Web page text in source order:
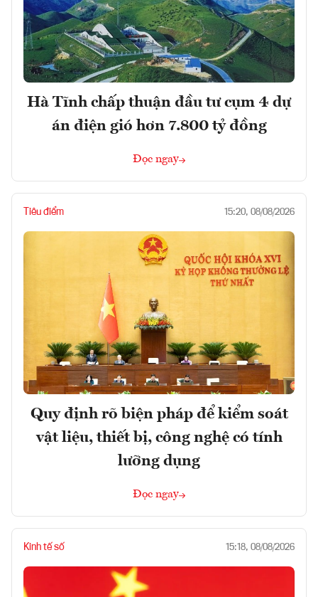
Hà Tĩnh chấp thuận đầu tư cụm 4 dự
án điện gió hơn 7.800 tỷ đồng
Đọc ngay
Tiêu điểm 15:20, 08/08/2026
Quy định rõ biện pháp để kiểm soát
vật liệu, thiết bị, công nghệ có tính
lưỡng dụng
Đọc ngay
Kinh tế số 15:18, 08/08/2026